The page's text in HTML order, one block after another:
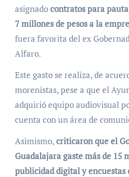
asignadocontratos para
7 millones de pesos a la
fuera favorita del ex
Alfaro.
Este gasto se realiza, de
morenistas, pese a que el
adquirió equipo audiovisual
cuenta con un área de
Asimismo,criticaron que el
Guadalajara gaste más de 15
publicidad digital y encuestas